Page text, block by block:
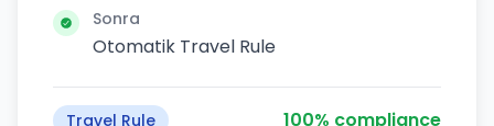
Sonra
Otomatik Travel Rule
Travel Rule 100% compliance